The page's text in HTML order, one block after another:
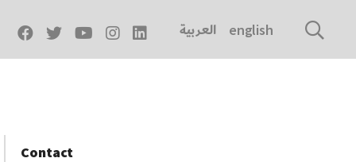
العربية english
Contact